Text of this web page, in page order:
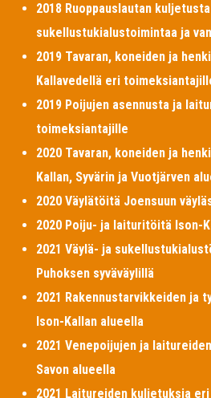
2018 Ruoppauslautan
sukellustukialustoimintaa ja
2019 Tavaran, koneiden ja
Kallavedellä eri
2019 Poijujen asennusta ja
toimeksiantajille
2020 Tavaran, koneiden ja
Kallan, Syvärin ja Vuotjärven
2020 Väylätöitä Joensuun
2020 Poiju- ja laituritöitä Ison-
2021 Väylä- ja
Puhoksen syväväylillä
2021 Rakennustarvikkeiden ja
Ison-Kallan alueella
2021 Venepoijujen ja
Savon alueella
2021 Laitureiden kuljetuksia